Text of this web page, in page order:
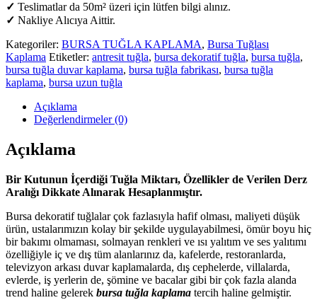
✓ Teslimatlar da 50m² üzeri için lütfen bilgi alınız.
✓ Nakliye Alıcıya Aittir.
Kategoriler: BURSA TUĞLA KAPLAMA, Bursa Tuğlası
Kaplama Etiketler: antresit tuğla, bursa dekoratif tuğla, bursa tuğla,
bursa tuğla duvar kaplama, bursa tuğla fabrikası, bursa tuğla
kaplama, bursa uzun tuğla
Açıklama
Değerlendirmeler (0)
Açıklama
Bir Kutunun İçerdiği Tuğla Miktarı, Özellikler de Verilen Derz
Aralığı Dikkate Alınarak Hesaplanmıştır.
Bursa dekoratif tuğlalar çok fazlasıyla hafif olması, maliyeti düşük
ürün, ustalarımızın kolay bir şekilde uygulayabilmesi, ömür boyu hiç
bir bakımı olmaması, solmayan renkleri ve ısı yalıtım ve ses yalıtımı
özelliğiyle iç ve dış tüm alanlarınız da, kafelerde, restoranlarda,
televizyon arkası duvar kaplamalarda, dış cephelerde, villalarda,
evlerde, iş yerlerin de, şömine ve bacalar gibi bir çok fazla alanda
trend haline gelerek bursa tuğla kaplama tercih haline gelmiştir.